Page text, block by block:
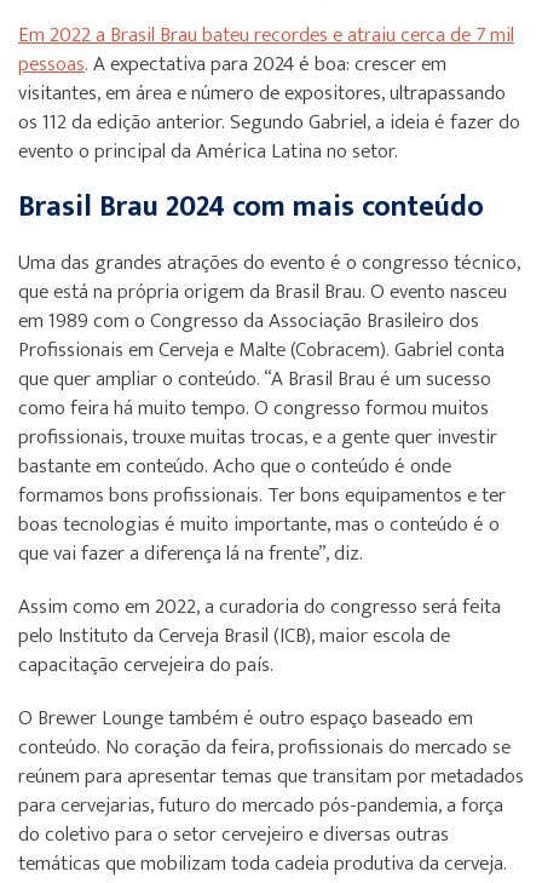
Em 2022 a Brasil Brau bateu recordes e atraiu cerca de 7 mil
pessoas. A expectativa para 2024 é boa: crescer em
visitantes, em área e número de expositores, ultrapassando
os 112 da edição anterior. Segundo Gabriel, a ideia é fazer do
evento o principal da América Latina no setor.
Brasil Brau 2024 com mais conteúdo
Uma das grandes atrações do evento é o congresso técnico,
que está na própria origem da Brasil Brau. O evento nasceu
em 1989 com o Congresso da Associação Brasileiro dos
Profissionais em Cerveja e Malte (Cobracem). Gabriel conta
que quer ampliar o conteúdo. “A Brasil Brau é um sucesso
como feira há muito tempo. O congresso formou muitos
profissionais, trouxe muitas trocas, e a gente quer investir
bastante em conteúdo. Acho que o conteúdo é onde
formamos bons profissionais. Ter bons equipamentos e ter
boas tecnologias é muito importante, mas o conteúdo é o
que vai fazer a diferença lá na frente”, diz.
Assim como em 2022, a curadoria do congresso será feita
pelo Instituto da Cerveja Brasil (ICB), maior escola de
capacitação cervejeira do país.
O Brewer Lounge também é outro espaço baseado em
conteúdo. No coração da feira, profissionais do mercado se
reúnem para apresentar temas que transitam por metadados
para cervejarias, futuro do mercado pós-pandemia, a força
do coletivo para o setor cervejeiro e diversas outras
temáticas que mobilizam toda cadeia produtiva da cerveja.